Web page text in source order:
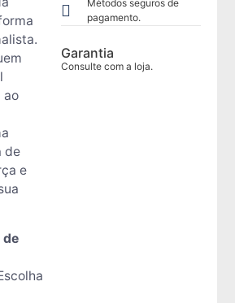
ao
de
e
de
Métodos seguros de
pagamento.
Garantia
Consulte com a loja.